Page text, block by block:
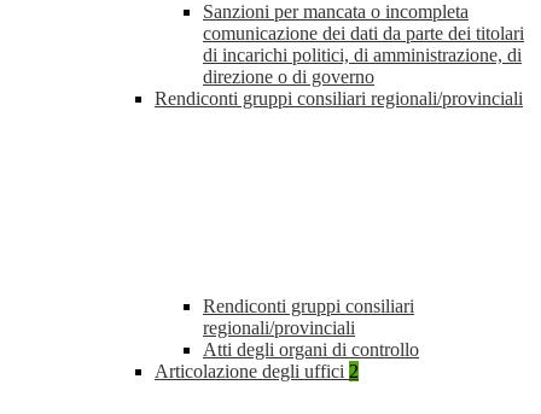
Sanzioni per mancata o incompleta
comunicazione dei dati da parte dei titolari
di incarichi politici, di amministrazione, di
direzione o di governo
Rendiconti gruppi consiliari regionali/provinciali
Rendiconti gruppi consiliari
regionali/provinciali
Atti degli organi di controllo
Articolazione degli uffici 2